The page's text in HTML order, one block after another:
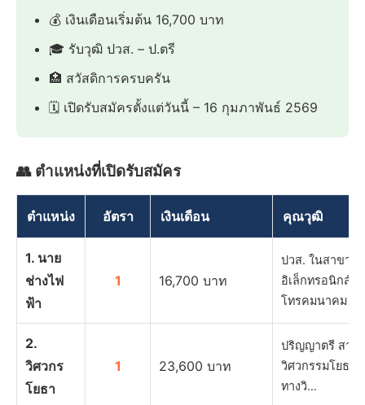
💰 เงินเดือนเริ่มต้น 16,700 บาท
🎓 รับวุฒิ ปวส. – ป.ตรี
🏥 สวัสดิการครบครัน
🗓️ เปิดรับสมัครตั้งแต่วันนี้ – 16 กุมภาพันธ์ 2569
👥 ตำแหน่งที่เปิดรับสมัคร
ตำแหน่ง อัตรา เงินเดือน คุณวุฒิ
1. นาย
ช่างไฟ
ฟ้า
1 16,700 บาท
ปวส. ในสาขาวิ
อิเล็กทรอนิกส์
โทรคมนาคม ห
2.
วิศวกร
โยธา
1 23,600 บาท
ปริญญาตรี สาข
วิศวกรรมโยธา
ทางวิ…